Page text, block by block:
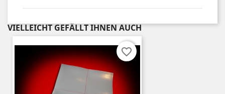
VIELLEICHT GEFÄLLT IHNEN AUCH
favorite_border